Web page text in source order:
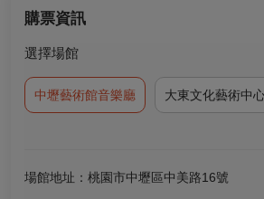
購票資訊
選擇場館
中壢藝術館音樂廳 大東文化藝術中
場館地址：桃園市中壢區中美路16號